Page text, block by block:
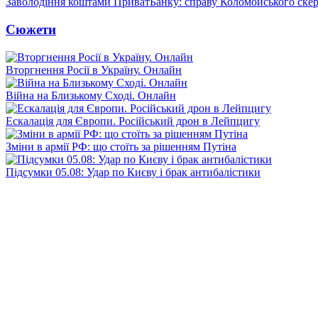
Сюжети
Вторгнення Росії в Україну. Онлайн
Війна на Близькому Сході. Онлайн
Ескалація для Європи. Російський дрон в Лейпцигу
Зміни в армії РФ: що стоїть за рішенням Путіна
Підсумки 05.08: Удар по Києву і брак антибалістики